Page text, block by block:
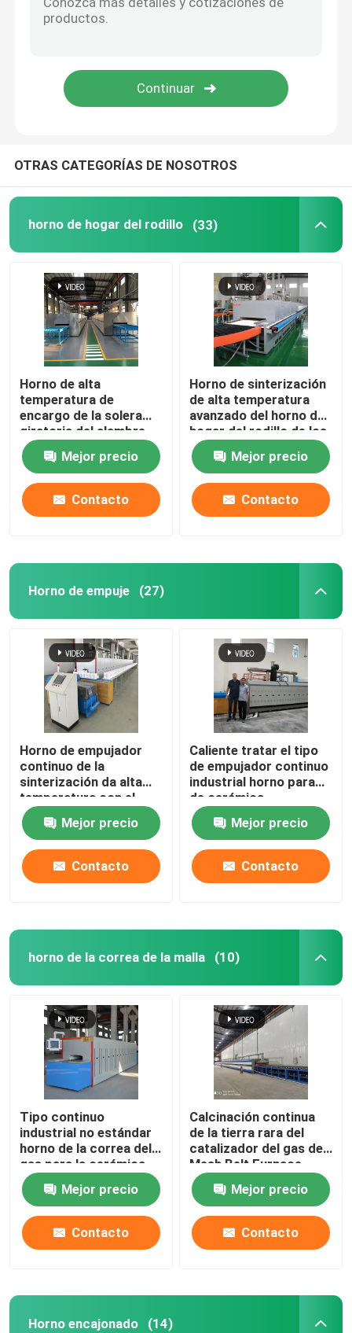
horno de la carretilla
horno del hogar del rodillo
Muebles del horno
horno de cerámica
horno de sinterización
Horno material del ánodo y del cátodo
Hornos de secado
Horno de Tratamiento Térmico
OTRAS CATEGORÍAS DE NOSOTROS
horno de hogar del rodillo (33)
Horno de alta
temperatura de
encargo de la solera
giratoria del alambre
de resistencia para los
materiales de la batería
de litio que sinterizan
Mejor precio
Contacto
Horno de sinterización
de alta temperatura
avanzado del horno de
hogar del rodillo de los
materiales de cerámica
Mejor precio
Contacto
Horno de empuje (27)
Horno de empujador
continuo de la
sinterización da alta
temperatura con el
carburo de silicio
Roces para las piezas
estructurales de la
circona del alúmina
Mejor precio
Contacto
Caliente tratar el tipo
de empujador continuo
industrial horno para
de cerámica
Mejor precio
Contacto
horno de la correa de la malla (10)
Tipo continuo
industrial no estándar
horno de la correa del
gas para la cerámica
Mejor precio
Contacto
Calcinación continua
de la tierra rara del
catalizador del gas de
Mesh Belt Furnace
Energy Natural
Mejor precio
Contacto
Horno encajonado (14)